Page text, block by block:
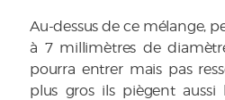
Au-dessus de ce mélange,
à 7 millimètres de
pourra entrer mais pas
plus gros ils piègent aussi